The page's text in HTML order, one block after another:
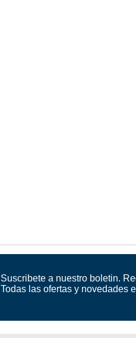
Suscribete a nuestro boletin.
Todas las ofertas y novedades